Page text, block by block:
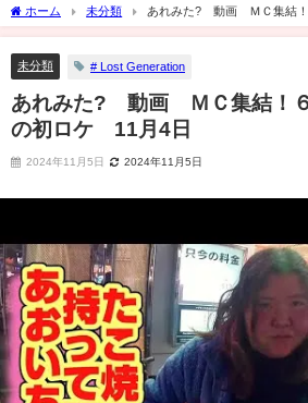
ホーム 未分類
あれみた? 動画 ＭＣ集結
11月4日
未分類 # Lost Generation
あれみた? 動画 ＭＣ集結！
の初ロケ 11月4日
2024年11月5日 2024年11月5日